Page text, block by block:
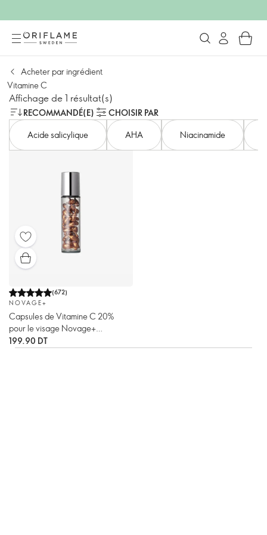
Acheter par ingrédient
Vitamine C
Affichage de 1 résultat(s)
RECOMMANDÉ(E)
CHOISIR PAR
Acide salicylique
AHA Niacinamide
(672)
NOVAGE+
Capsules de Vitamine C 20%
pour le visage Novage+
Proceuticals
199.90 DT